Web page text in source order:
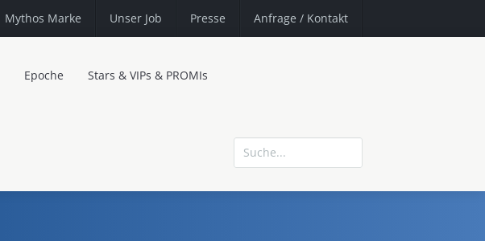
Mythos Marke Unser Job Presse Anfrage / Kontakt
Epoche Stars & VIPs & PROMIs